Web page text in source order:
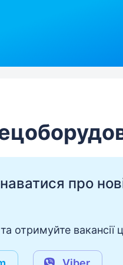
про
отримуйте вакансії